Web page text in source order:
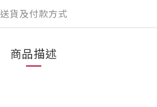
送貨及付款方式
商品描述